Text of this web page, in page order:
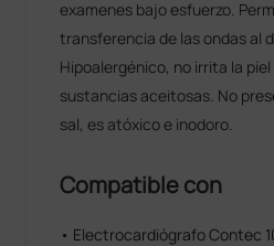
examenes bajo esfuerzo.
transferencia de las ondas al
Hipoalergénico, no irrita la
sustancias aceitosas. No
sal, es atóxico e inodoro.
Compatible con
• Electrocardiógrafo Contec